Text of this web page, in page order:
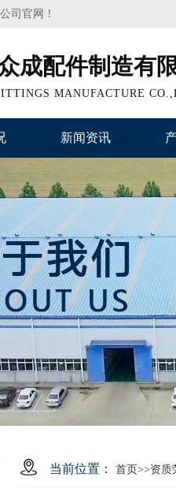
司官网！
成配件制造有
MANUFACTURE
新闻资讯
当前位置： 首页>>资质